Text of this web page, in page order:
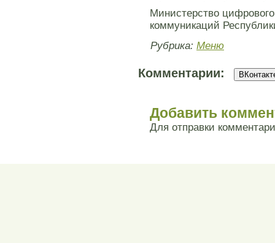
Министерство
коммуникаций
Рубрика: Меню
Комментарии:
Добавить
Для отправки